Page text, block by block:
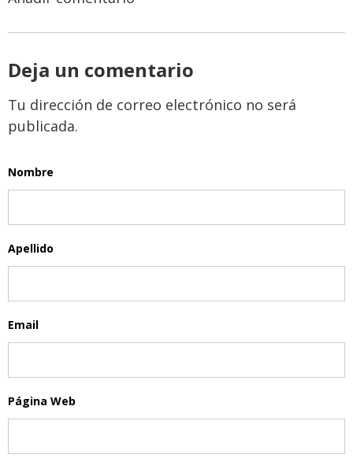
Deja un comentario
Tu dirección de correo electrónico no será
publicada.
Nombre
Apellido
Email
Página Web